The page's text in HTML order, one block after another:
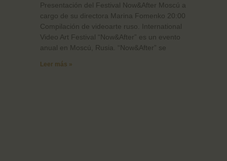
Presentación del Festival Now&After Moscú a
cargo de su directora Marina Fomenko 20:00
Compilación de videoarte ruso. International
Video Art Festival “Now&After” es un evento
anual en Moscú, Rusia. “Now&After” se
Leer más »